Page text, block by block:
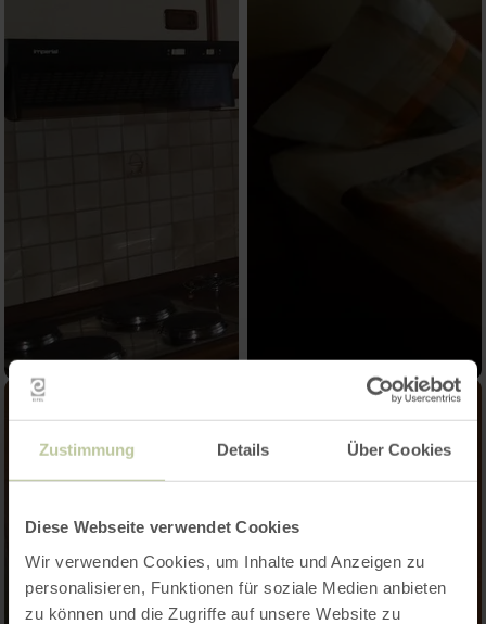
Zustimmung Details Über Cookies
Diese Webseite verwendet Cookies
Wir verwenden Cookies, um Inhalte und Anzeigen zu
personalisieren, Funktionen für soziale Medien anbieten
zu können und die Zugriffe auf unsere Website zu